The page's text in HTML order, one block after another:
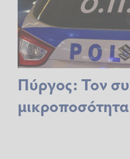
Πύργος: Τον